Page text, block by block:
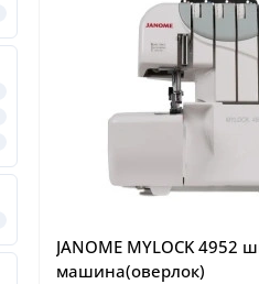
JANOME MYLOCK 4952
машина(оверлок)